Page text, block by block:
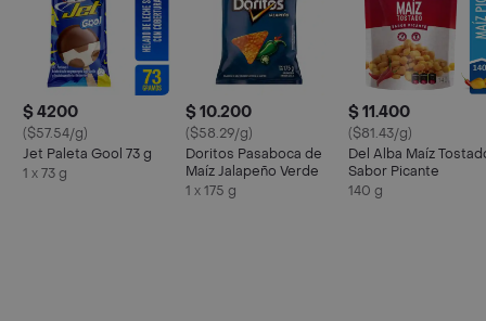
$ 4200
($57.54/g)
Jet Paleta Gool 73 g
1 x 73 g
$ 10.200
($58.29/g)
Doritos Pasaboca de
Maíz Jalapeño Verde
1 x 175 g
$ 11.400
($81.43/g)
Del Alba Maíz
Sabor Picante
140 g